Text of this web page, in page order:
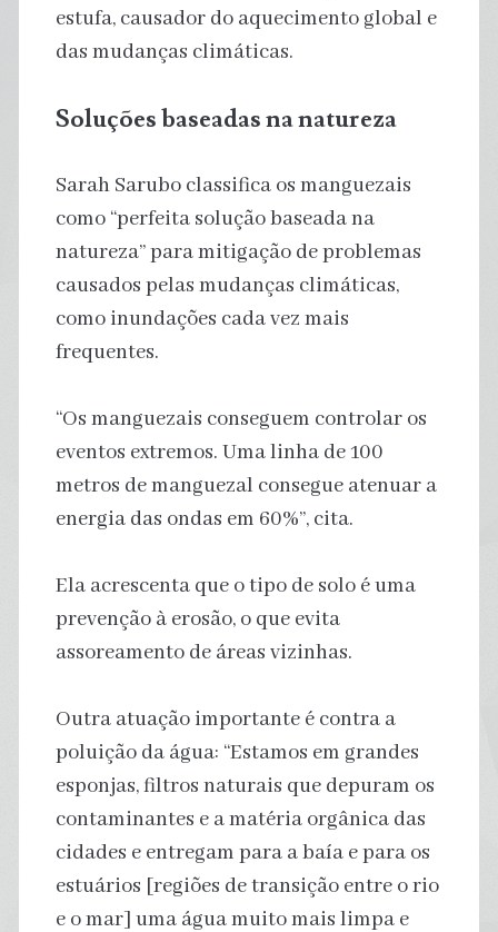
estufa, causador do aquecimento global e
das mudanças climáticas.
Soluções baseadas na natureza
Sarah Sarubo classifica os manguezais
como “perfeita solução baseada na
natureza” para mitigação de problemas
causados pelas mudanças climáticas,
como inundações cada vez mais
frequentes.
“Os manguezais conseguem controlar os
eventos extremos. Uma linha de 100
metros de manguezal consegue atenuar a
energia das ondas em 60%”, cita.
Ela acrescenta que o tipo de solo é uma
prevenção à erosão, o que evita
assoreamento de áreas vizinhas.
Outra atuação importante é contra a
poluição da água: “Estamos em grandes
esponjas, filtros naturais que depuram os
contaminantes e a matéria orgânica das
cidades e entregam para a baía e para os
estuários [regiões de transição entre o rio
e o mar] uma água muito mais limpa e